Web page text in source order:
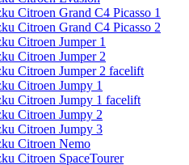
Citroen Grand С4 Picasso 1
Citroen Grand С4 Picasso 2
Citroen Jumper 1
Citroen Jumper 2
Citroen Jumper 2 facelift
Citroen Jumpy 1
Citroen Jumpy 1 facelift
Citroen Jumpy 2
Citroen Jumpy 3
Citroen Nemo
Citroen SpaceTourer